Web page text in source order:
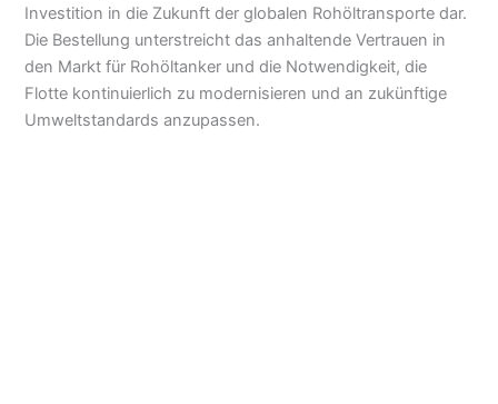
Investition in die Zukunft der globalen Rohöltransporte dar.
Die Bestellung unterstreicht das anhaltende Vertrauen in
den Markt für Rohöltanker und die Notwendigkeit, die
Flotte kontinuierlich zu modernisieren und an zukünftige
Umweltstandards anzupassen.